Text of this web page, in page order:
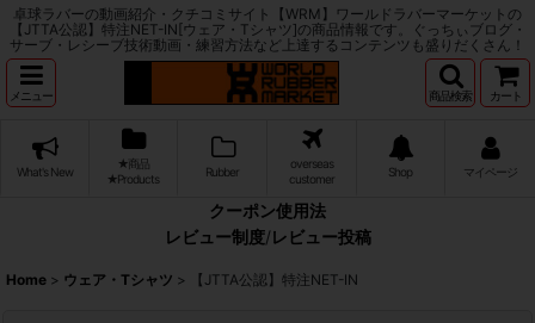
卓球ラバーの動画紹介・クチコミサイト【WRM】ワールドラバーマーケットの
【JTTA公認】特注NET-IN[ウェア・Tシャツ]の商品情報です。ぐっちぃブログ・
サーブ・レシーブ技術動画・練習方法など上達するコンテンツも盛りだくさん！
メニュー 商品検索 カート
What's New
★商品
★Products
Rubber
overseas
customer
Shop マイページ
クーポン使用法
レビュー制度/レビュー投稿
Home > ウェア・Tシャツ > 【JTTA公認】特注NET-IN